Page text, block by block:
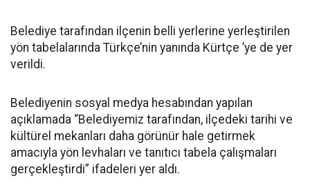
Belediye tarafından ilçenin belli yerlerine yerleştirilen
yön tabelalarında Türkçe’nin yanında Kürtçe ’ye de yer
verildi.
Belediyenin sosyal medya hesabından yapılan
açıklamada “Belediyemiz tarafından, ilçedeki tarihi ve
kültürel mekanları daha görünür hale getirmek
amacıyla yön levhaları ve tanıtıcı tabela çalışmaları
gerçekleştirdi” ifadeleri yer aldı.